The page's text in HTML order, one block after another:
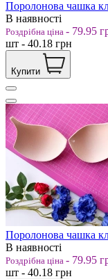
Поролонова чашка
В наявності
Роздрібна ціна - 79.95
шт - 40.18 грн
Купити
Поролонова чашка
В наявності
Роздрібна ціна - 79.95
шт - 40.18 грн